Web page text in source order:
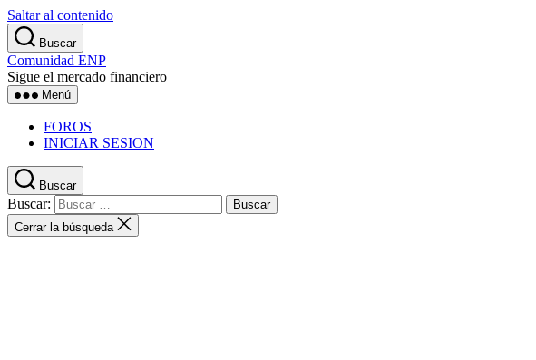
Saltar al contenido
Buscar
Comunidad ENP
Sigue el mercado financiero
Menú
FOROS
INICIAR SESION
Buscar
Buscar:
Cerrar la búsqueda